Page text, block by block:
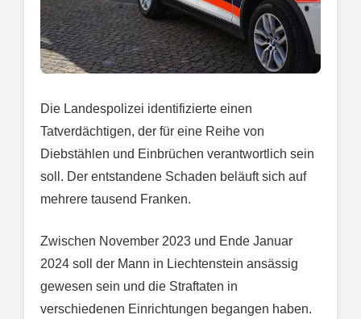
Die Landespolizei identifizierte einen
Tatverdächtigen, der für eine Reihe von
Diebstählen und Einbrüchen verantwortlich sein
soll. Der entstandene Schaden beläuft sich auf
mehrere tausend Franken.
Zwischen November 2023 und Ende Januar
2024 soll der Mann in Liechtenstein ansässig
gewesen sein und die Straftaten in
verschiedenen Einrichtungen begangen haben.